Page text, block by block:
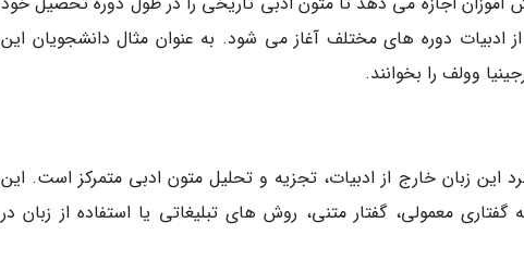
ادبیات دوره های مختلف آغاز می شود. به عنوان مثال دانشجویان این
وولف را بخوانند.
زبان خارج از ادبیات، تجزیه و تحلیل متون ادبی متمرکز است. این
معمولی، گفتار متنی، روش های تبلیغاتی یا استفاده از زبان در